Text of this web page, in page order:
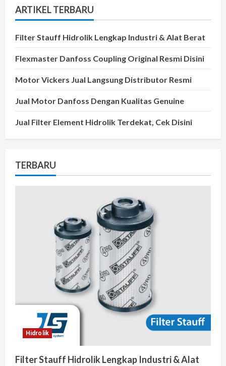
ARTIKEL TERBARU
Filter Stauff Hidrolik Lengkap Industri & Alat Berat
Flexmaster Danfoss Coupling Original Resmi Disini
Motor Vickers Jual Langsung Distributor Resmi
Jual Motor Danfoss Dengan Kualitas Genuine
Jual Filter Element Hidrolik Terdekat, Cek Disini
TERBARU
Hidrolik
Filter Stauff Hidrolik Lengkap Industri & Alat